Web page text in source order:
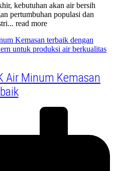
kebutuhan akan air bersih
pertumbuhan populasi dan
read more
Air Minum Kemasan